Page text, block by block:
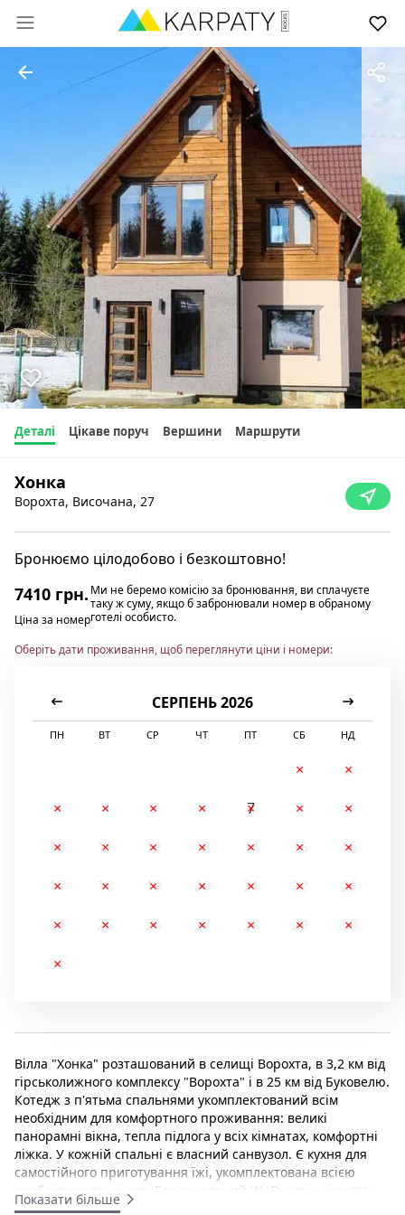
Деталі Цікаве поруч Вершини Маршрути
Хонка
Ворохта, Височана, 27
Бронюємо цілодобово і безкоштовно!
7410 грн.
Ціна за номер
Ми не беремо комісію за бронювання, ви сплачуєте
таку ж суму, якщо б забронювали номер в обраному
готелі особисто.
Оберіть дати проживання, щоб переглянути ціни і номери:
СЕРПЕНЬ 2026
ПН ВТ СР ЧТ ПТ СБ НД
1
2
3
4 5 6 7 8
9
10
11 12 13 14 15
16
17
18 19 20 21 22
23
24
25 26 27 28 29
30
31
Вілла "Хонка" розташований в селищі Ворохта, в 3,2 км від
гірськолижного комплексу "Ворохта" і в 25 км від Буковелю.
Котедж з п'ятьма спальнями укомплектований всім
необхідним для комфортного проживання: великі
панорамні вікна, тепла підлога у всіх кімнатах, комфортні
ліжка. У кожній спальні є власний санвузол. Є кухня для
самостійного приготування їжі, укомплектована всією
необхідною технікою. Безкоштовний Wi-Fi у всіх кімнатах
котеджу. На території є чани і турецька лазня (хамам), які
Показати більше